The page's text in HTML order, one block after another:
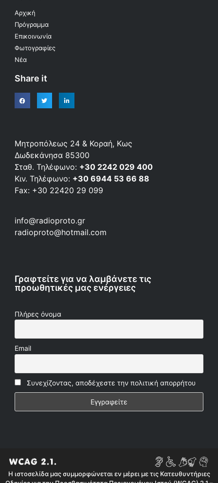
Αρχική
Πρόγραμμα
Επικοινωνία
Φωτογραφίες
Νέα
Share it
Μητροπόλεως 24 & Κοραή, Κως
Δωδεκάνησα 85300
Σταθ. Τηλέφωνο: +30 2242 029 400
Κιν. Τηλέφωνο: +30 6944 53 66 88
Fax: +30 22420 29 099
info@radioproto.gr
radioproto@hotmail.com
Γραφτείτε για να λαμβάνετε τις
προωθητικές μας ενέργειες
Πλήρες όνομα
Email
Συνεχίζοντας, αποδέχεστε την πολιτική απορρήτου
Η ιστοσελίδα μας συμμορφώνεται εν μέρει με τις Κατευθυντήριες